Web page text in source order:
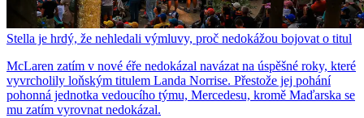
Stella je hrdý, že nehledali výmluvy, proč nedokážou bojovat o titul
McLaren zatím v nové éře nedokázal navázat na úspěšné roky, které
vyvrcholily loňským titulem Landa Norrise. Přestože jej pohání
pohonná jednotka vedoucího týmu, Mercedesu, kromě Maďarska se
mu zatím vyrovnat nedokázal.